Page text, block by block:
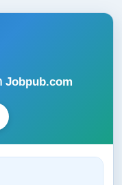
Jobpub.com